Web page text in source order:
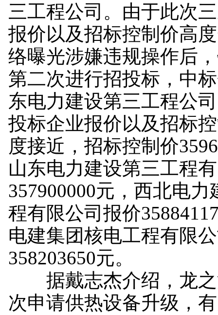
三工程公司。由于此次
报价以及招标控制价高
络曝光涉嫌违规操作后
第二次进行招投标，中
东电力建设第三工程公
投标企业报价以及招标
度接近，招标控制价
山东电力建设第三工程
357900000元，西北电
程有限公司报价
电建集团核电工程有限
358203650元。
据戴志杰介绍，龙之
次申请供热设备升级，